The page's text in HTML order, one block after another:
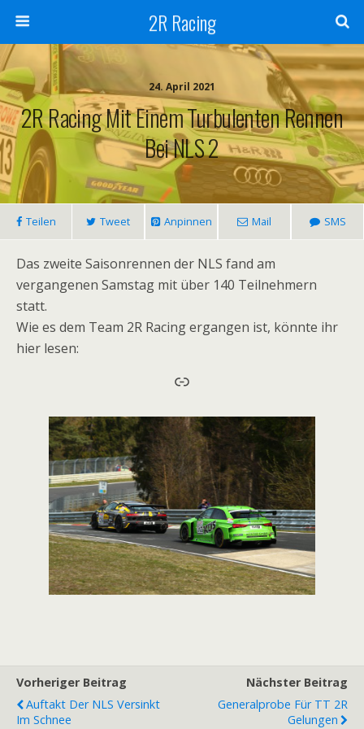
2R Racing
24. April 2021
2R Racing Mit Einem Turbulenten Rennen
Bei NLS 2
Teilen Tweet Anpinnen Mail SMS
Das zweite Saisonrennen der NLS fand am
vergangenen Samstag mit über 140 Teilnehmern
statt.
Wie es dem Team 2R Racing ergangen ist, könnte ihr
hier lesen:
Link
Vorheriger Beitrag
Auftakt Der NLS Versinkt
Im Schnee
Nächster Beitrag
Generalprobe Für TT 2R
Gelungen